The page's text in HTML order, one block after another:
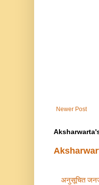
Newer Post
अनुसूचित